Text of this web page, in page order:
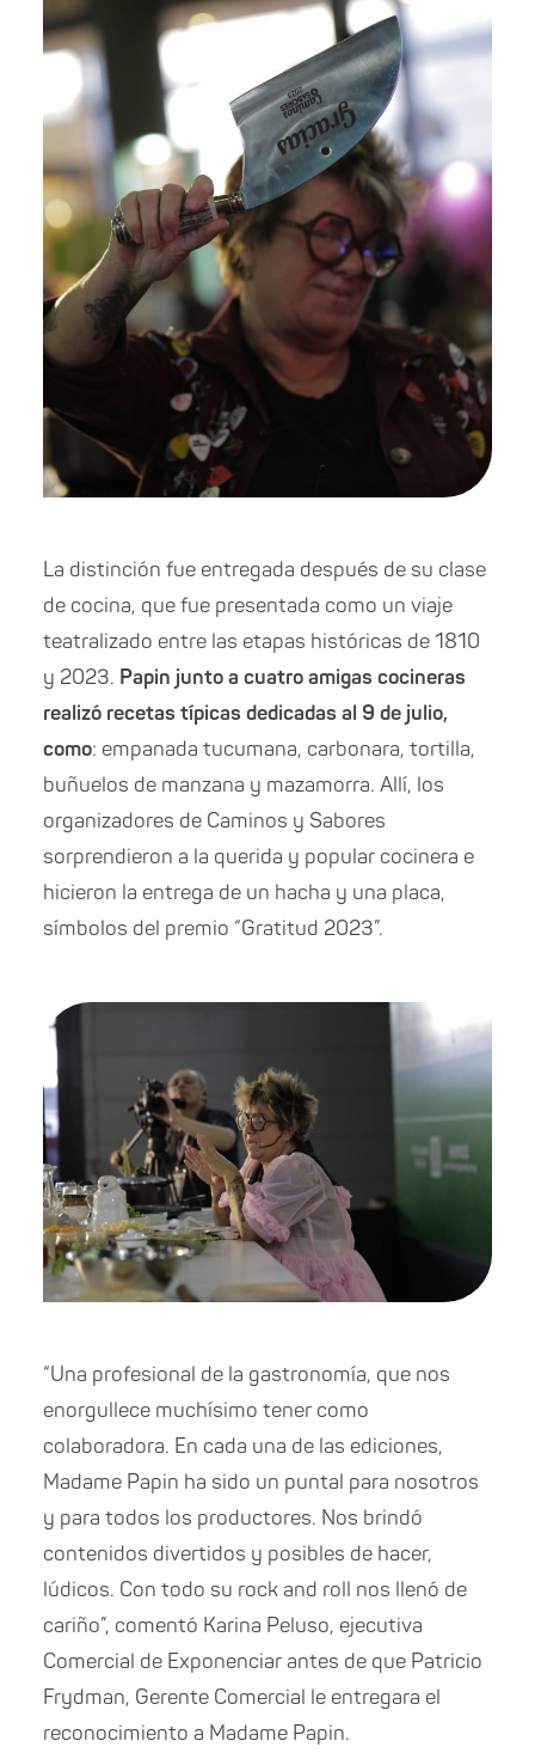
La distinción fue entregada después de su clase
de cocina, que fue presentada como un viaje
teatralizado entre las etapas históricas de 1810
y 2023. Papin junto a cuatro amigas cocineras
realizó recetas típicas dedicadas al 9 de julio,
como: empanada tucumana, carbonara, tortilla,
buñuelos de manzana y mazamorra. Allí, los
organizadores de Caminos y Sabores
sorprendieron a la querida y popular cocinera e
hicieron la entrega de un hacha y una placa,
símbolos del premio “Gratitud 2023”.
“Una profesional de la gastronomía, que nos
enorgullece muchísimo tener como
colaboradora. En cada una de las ediciones,
Madame Papin ha sido un puntal para nosotros
y para todos los productores. Nos brindó
contenidos divertidos y posibles de hacer,
lúdicos. Con todo su rock and roll nos llenó de
cariño”, comentó Karina Peluso, ejecutiva
Comercial de Exponenciar antes de que Patricio
Frydman, Gerente Comercial le entregara el
reconocimiento a Madame Papin.